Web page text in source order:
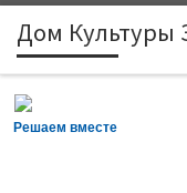
Skip to content
Дом Культуры
Решаем вместе